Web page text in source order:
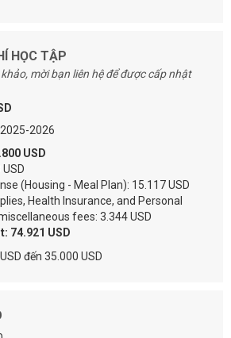
HỌC TẬP
mời bạn liên hệ để được cấp nhật
2026
USD
(Housing - Meal Plan): 15.117 USD
Health Insurance, and Personal
fees: 3.344 USD
74.921 USD
đến 35.000 USD